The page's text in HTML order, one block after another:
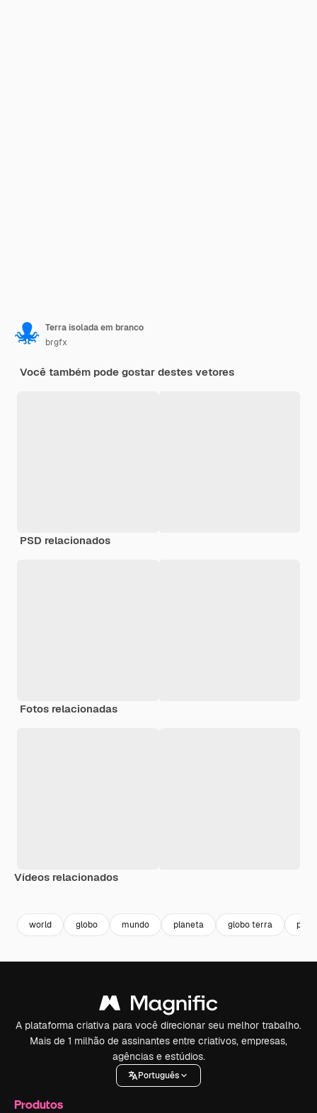
Terra isolada em branco
brgfx
Você também pode gostar destes vetores
PSD relacionados
Fotos relacionadas
Vídeos relacionados
world globo mundo planeta globo terra
A plataforma criativa para você direcionar seu melhor trabalho.
Mais de 1 milhão de assinantes entre criativos, empresas,
agências e estúdios.
Português
Produtos